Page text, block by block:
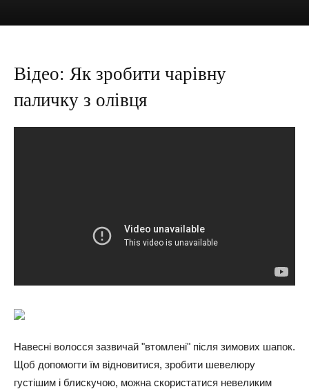
Відео: Як зробити чарівну
паличку з олівця
Навесні волосся зазвичай "втомлені" після зимових шапок.
Щоб допомогти їм відновитися, зробити шевелюру
густішим і блискучою, можна скористатися невеликим